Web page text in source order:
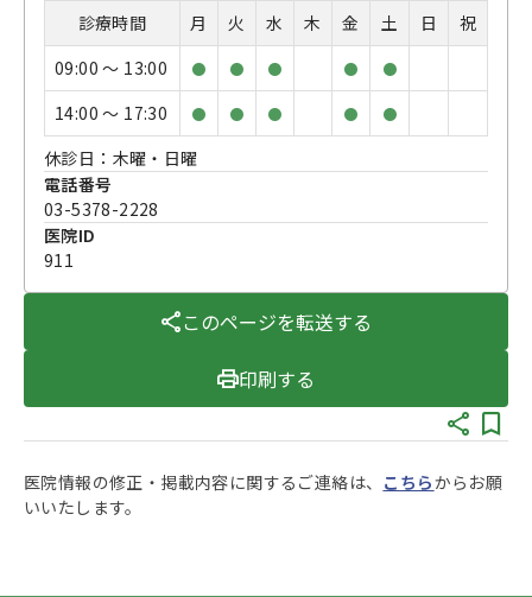
診療時間
月 火 水 木 金 土 日
祝
09:00 〜 13:00
● ● ● ● ●
14:00 〜 17:30 ● ● ● ● ●
休診日：木曜・日曜
電話番号
03-5378-2228
医院ID
911
このページを転送する
印刷する
医院情報の修正・掲載内容に関するご連絡は、 こちらからお願
いいたします。